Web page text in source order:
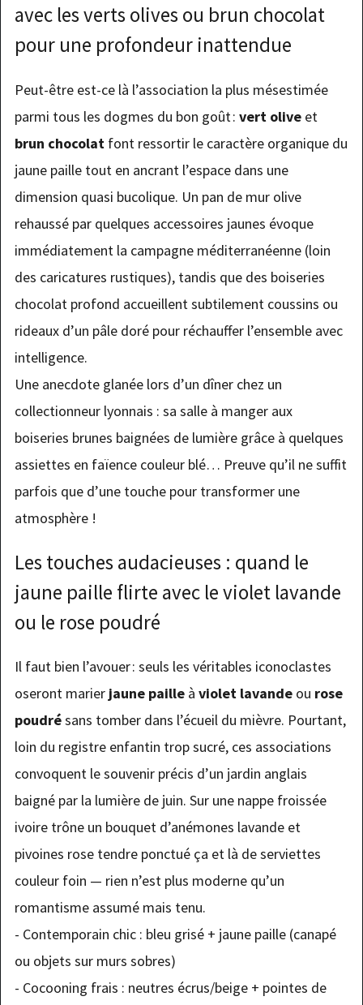
avec les verts olives ou brun chocolat
pour une profondeur inattendue
Peut-être est-ce là l’association la plus mésestimée
parmi tous les dogmes du bon goût : vert oliveet
brun chocolat font ressortir le caractère organique du
jaune paille tout en ancrant l’espace dans une
dimension quasi bucolique. Un pan de mur olive
rehaussé par quelques accessoires jaunes évoque
immédiatement la campagne méditerranéenne (loin
des caricatures rustiques), tandis que des boiseries
chocolat profond accueillent subtilement coussins ou
rideaux d’un pâle doré pour réchauffer l’ensemble avec
intelligence.
Une anecdote glanée lors d’un dîner chez un
collectionneur lyonnais : sa salle à manger aux
boiseries brunes baignées de lumière grâce à quelques
assiettes en faïence couleur blé… Preuve qu’il ne suffit
parfois que d’une touche pour transformer une
atmosphère !
Les touches audacieuses : quand le
jaune paille flirte avec le violet lavande
ou le rose poudré
Il faut bien l’avouer : seuls les véritables iconoclastes
oseront marier jaune pailleà violet lavandeou rose
poudrésans tomber dans l’écueil du mièvre. Pourtant,
loin du registre enfantin trop sucré, ces associations
convoquent le souvenir précis d’un jardin anglais
baigné par la lumière de juin. Sur une nappe froissée
ivoire trône un bouquet d’anémones lavande et
pivoines rose tendre ponctué ça et là de serviettes
couleur foin — rien n’est plus moderne qu’un
romantisme assumé mais tenu.
- Contemporain chic : bleu grisé + jaune paille (canapé
ou objets sur murs sobres)
- Cocooning frais : neutres écrus/beige + pointes de